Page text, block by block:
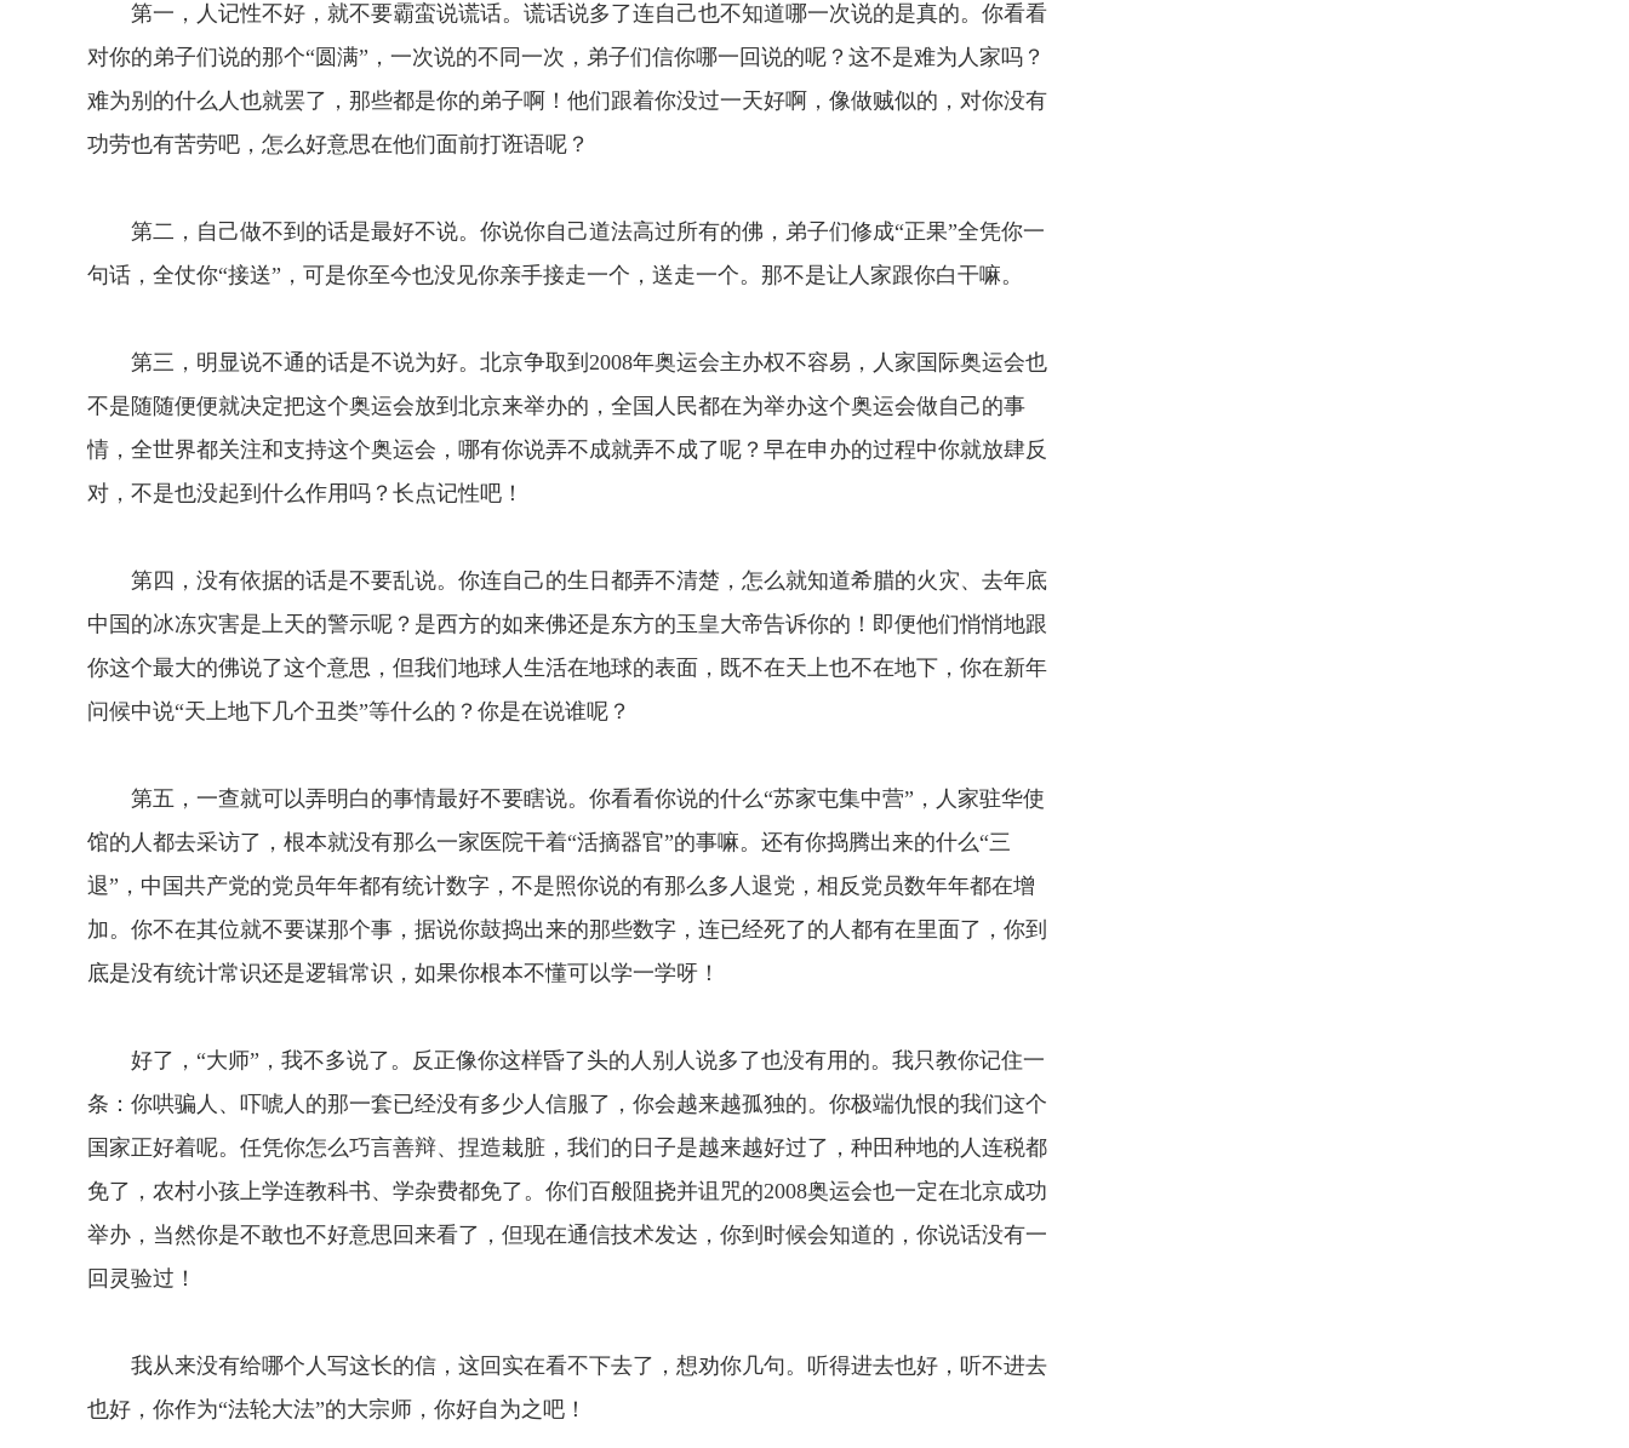
第一，人记性不好，就不要霸蛮说谎话。谎话说多了连自己也不知道哪一次说的是真的。你看看
对你的弟子们说的那个“圆满”，一次说的不同一次，弟子们信你哪一回说的呢？这不是难为人家吗？
难为别的什么人也就罢了，那些都是你的弟子啊！他们跟着你没过一天好啊，像做贼似的，对你没有
功劳也有苦劳吧，怎么好意思在他们面前打诳语呢？
第二，自己做不到的话是最好不说。你说你自己道法高过所有的佛，弟子们修成“正果”全凭你一
句话，全仗你“接送”，可是你至今也没见你亲手接走一个，送走一个。那不是让人家跟你白干嘛。
第三，明显说不通的话是不说为好。北京争取到2008年奥运会主办权不容易，人家国际奥运会也
不是随随便便就决定把这个奥运会放到北京来举办的，全国人民都在为举办这个奥运会做自己的事
情，全世界都关注和支持这个奥运会，哪有你说弄不成就弄不成了呢？早在申办的过程中你就放肆反
对，不是也没起到什么作用吗？长点记性吧！
第四，没有依据的话是不要乱说。你连自己的生日都弄不清楚，怎么就知道希腊的火灾、去年底
中国的冰冻灾害是上天的警示呢？是西方的如来佛还是东方的玉皇大帝告诉你的！即便他们悄悄地跟
你这个最大的佛说了这个意思，但我们地球人生活在地球的表面，既不在天上也不在地下，你在新年
问候中说“天上地下几个丑类”等什么的？你是在说谁呢？
第五，一查就可以弄明白的事情最好不要瞎说。你看看你说的什么“苏家屯集中营”，人家驻华使
馆的人都去采访了，根本就没有那么一家医院干着“活摘器官”的事嘛。还有你捣腾出来的什么“三
退”，中国共产党的党员年年都有统计数字，不是照你说的有那么多人退党，相反党员数年年都在增
加。你不在其位就不要谋那个事，据说你鼓捣出来的那些数字，连已经死了的人都有在里面了，你到
底是没有统计常识还是逻辑常识，如果你根本不懂可以学一学呀！
好了，“大师”，我不多说了。反正像你这样昏了头的人别人说多了也没有用的。我只教你记住一
条：你哄骗人、吓唬人的那一套已经没有多少人信服了，你会越来越孤独的。你极端仇恨的我们这个
国家正好着呢。任凭你怎么巧言善辩、捏造栽脏，我们的日子是越来越好过了，种田种地的人连税都
免了，农村小孩上学连教科书、学杂费都免了。你们百般阻挠并诅咒的2008奥运会也一定在北京成功
举办，当然你是不敢也不好意思回来看了，但现在通信技术发达，你到时候会知道的，你说话没有一
回灵验过！
我从来没有给哪个人写这长的信，这回实在看不下去了，想劝你几句。听得进去也好，听不进去
也好，你作为“法轮大法”的大宗师，你好自为之吧！